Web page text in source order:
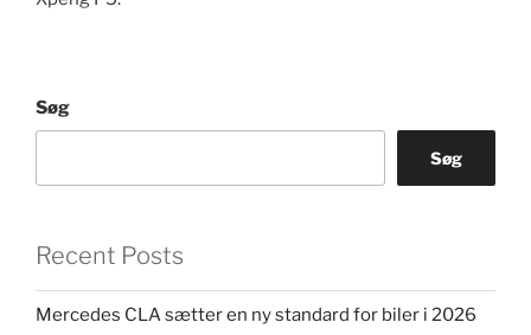
Søg
Søg
Recent Posts
Mercedes CLA sætter en ny standard for biler i 2026